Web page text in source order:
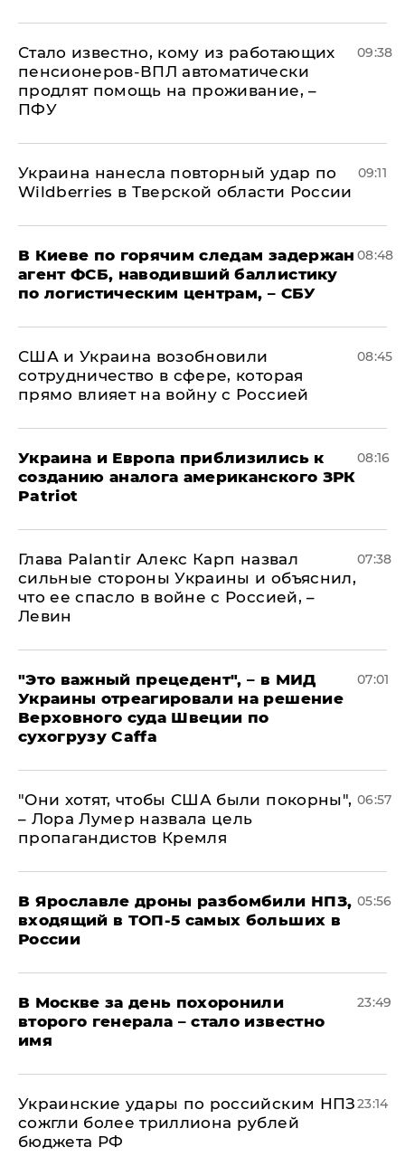
Стало известно, кому из работающих
пенсионеров-ВПЛ автоматически
продлят помощь на проживание, –
ПФУ
09:38
Украина нанесла повторный удар по
Wildberries в Тверской области России
09:11
В Киеве по горячим следам задержан
агент ФСБ, наводивший баллистику
по логистическим центрам, – СБУ
08:48
США и Украина возобновили
сотрудничество в сфере, которая
прямо влияет на войну с Россией
08:45
Украина и Европа приблизились к
созданию аналога американского ЗРК
Patriot
08:16
Глава Palantir Алекс Карп назвал
сильные стороны Украины и объяснил,
что ее спасло в войне с Россией, –
Левин
07:38
"Это важный прецедент", – в МИД
Украины отреагировали на решение
Верховного суда Швеции по
сухогрузу Caffa
07:01
"Они хотят, чтобы США были покорны",
– Лора Лумер назвала цель
пропагандистов Кремля
06:57
В Ярославле дроны разбомбили НПЗ,
входящий в ТОП-5 самых больших в
России
05:56
В Москве за день похоронили
второго генерала – стало известно
имя
23:49
Украинские удары по российским НПЗ
сожгли более триллиона рублей
бюджета РФ
23:14